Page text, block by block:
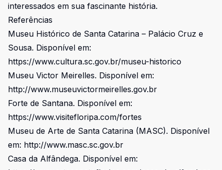
interessados em sua fascinante história.
Referências
Museu Histórico de Santa Catarina – Palácio Cruz e
Sousa. Disponível em:
https://www.cultura.sc.gov.br/museu-historico
Museu Victor Meirelles. Disponível em:
http://www.museuvictormeirelles.gov.br
Forte de Santana. Disponível em:
https://www.visitefloripa.com/fortes
Museu de Arte de Santa Catarina (MASC). Disponível
em: http://www.masc.sc.gov.br
Casa da Alfândega. Disponível em: